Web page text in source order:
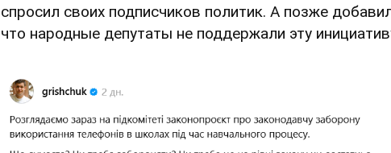
спросил своих подписчиков политик. А позже
что народные депутаты не поддержали эту